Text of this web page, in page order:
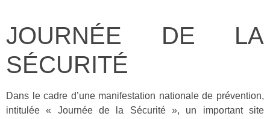
JOURNÉE DE LA
SÉCURITÉ
Dans le cadre d’une manifestation nationale de prévention,
intitulée « Journée de la Sécurité », un important site